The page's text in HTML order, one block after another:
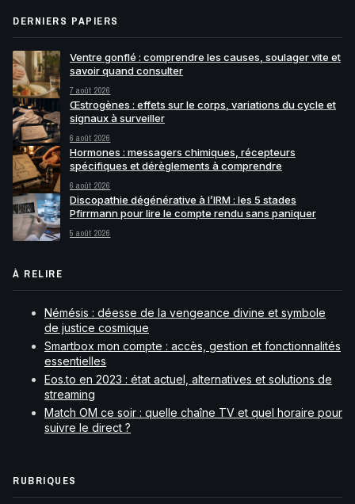
DERNIERS PAPIERS
Ventre gonflé : comprendre les causes, soulager vite et
savoir quand consulter
7 août 2026
Œstrogènes : effets sur le corps, variations du cycle et
signaux à surveiller
6 août 2026
Hormones : messagers chimiques, récepteurs
spécifiques et dérèglements à comprendre
6 août 2026
Discopathie dégénérative à l’IRM : les 5 stades
Pfirrmann pour lire le compte rendu sans paniquer
5 août 2026
À RELIRE
Némésis : déesse de la vengeance divine et symbole
de justice cosmique
Smartbox mon compte : accès, gestion et fonctionnalités
essentielles
Eos.to en 2023 : état actuel, alternatives et solutions de
streaming
Match OM ce soir : quelle chaîne TV et quel horaire pour
suivre le direct ?
RUBRIQUES